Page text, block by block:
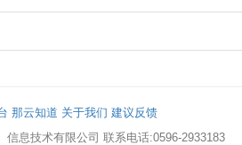
那云知道 关于我们 建议反馈
信息技术有限公司 联系电话:0596-2933183